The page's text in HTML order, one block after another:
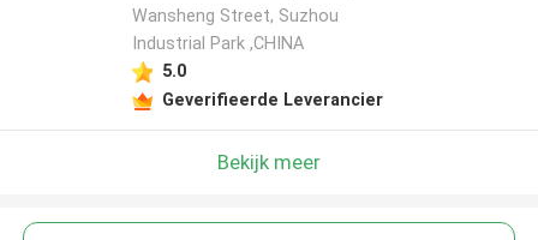
Wansheng Street, Suzhou
Industrial Park ,CHINA
5.0
Geverifieerde Leverancier
Bekijk meer